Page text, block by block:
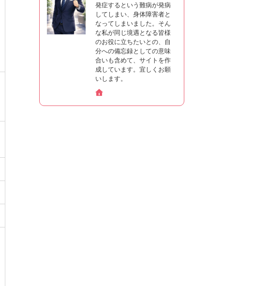
発症するという難病が発病
してしまい、身体障害者と
なってしまいました。そん
な私が同じ境遇となる皆様
のお役に立ちたいとの、自
分への備忘録としての意味
合いも含めて、サイトを作
成しています。宜しくお願
いします。